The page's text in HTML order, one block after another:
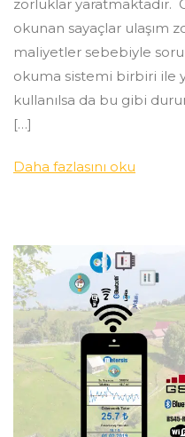
zorluklar yaratmaktadır.
okunan sayaçlar ulaşım
maliyetler sebebiyle
okuma sistemi birbiri ile
kullanılsa da bu gibi
[…]
Daha fazlasını oku